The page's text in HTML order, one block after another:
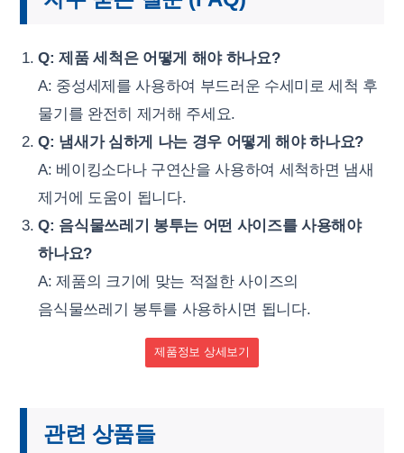
Q: 제품 세척은 어떻게 해야 하나요?
A: 중성세제를 사용하여 부드러운 수세미로 세척 후
물기를 완전히 제거해 주세요.
Q: 냄새가 심하게 나는 경우 어떻게 해야 하나요?
A: 베이킹소다나 구연산을 사용하여 세척하면 냄새
제거에 도움이 됩니다.
Q: 음식물쓰레기 봉투는 어떤 사이즈를 사용해야
하나요?
A: 제품의 크기에 맞는 적절한 사이즈의
음식물쓰레기 봉투를 사용하시면 됩니다.
제품정보 상세보기
관련 상품들